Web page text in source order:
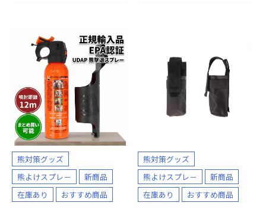
熊対策グッズ
熊よけスプレ－
新商品
在庫あり
おすすめ商品
熊対策グッズ
熊よけスプレ－
新商品
在庫あり
おすすめ商品